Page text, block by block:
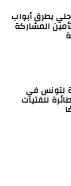
يطرق أبواب
المشاركة
لتونس في
للفتيات